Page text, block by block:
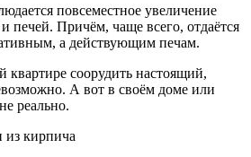
повсеместное увеличение
печей. Причём, чаще всего, отдаётся
а действующим печам.
квартире соорудить настоящий,
А вот в своём доме или
реально.